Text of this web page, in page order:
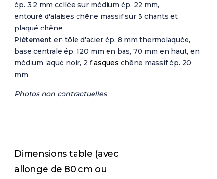
ép. 3,2 mm collée sur médium ép. 22 mm,
entouré d'alaises chêne massifsur 3 chants et
plaqué chêne
Piétement en tôle d'acier ép. 8 mm thermolaquée,
base centrale ép. 120 mm en bas, 70 mm en haut, en
médium laqué noir, 2 flasques chêne massif ép. 20
mm
Photos non contractuelles
Dimensions table (avec
allonge de 80 cm ou